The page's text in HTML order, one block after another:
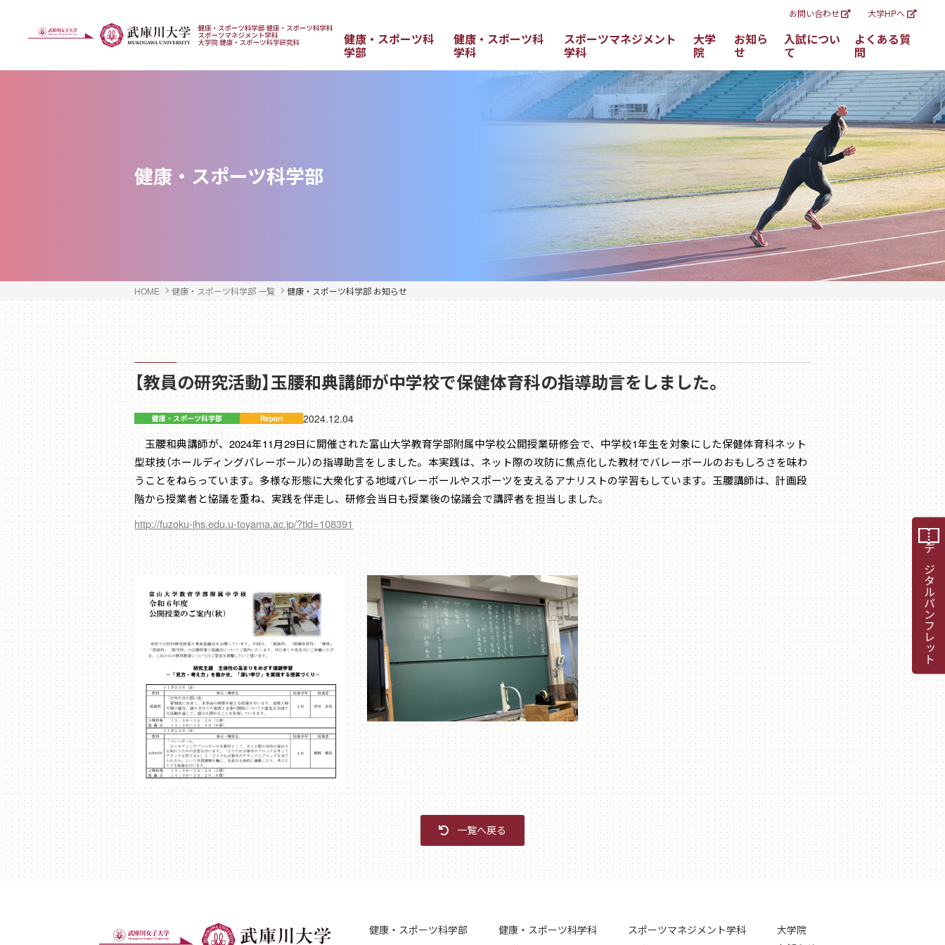
お問い合わせ 大学HPへ
健康・スポーツ科
学部
健康・スポーツ科
学科
スポーツマネジメント
学科
大学
院
お知ら
せ
入試につい
て
よくある質
問
健康・スポーツ科学部
HOME 健康・スポーツ科学部 一覧 健康・スポーツ科学部 お知らせ
【教員の研究活動】玉腰和典講師が中学校で保健体育科の指導助言をしました。
2024.12.04
玉腰和典講師が、2024年11月29日に開催された富山大学教育学部附属中学校公開授業研修会で、中学校1年生を対象にした保健体育科ネット
型球技（ホールディングバレーボール）の指導助言をしました。本実践は、ネット際の攻防に焦点化した教材でバレーボールのおもしろさを味わ
うことをねらっています。多様な形態に大衆化する地域バレーボールやスポーツを支えるアナリストの学習もしています。玉腰講師は、計画段
階から授業者と協議を重ね、実践を伴走し、研修会当日も授業後の協議会で講評者を担当しました。
http://fuzoku-jhs.edu.u-toyama.ac.jp/?tid=108391
一覧へ戻る
デジタルパンフレット
健康・スポーツ科学部 健康・スポーツ科学科 スポーツマネジメント学科
大学院